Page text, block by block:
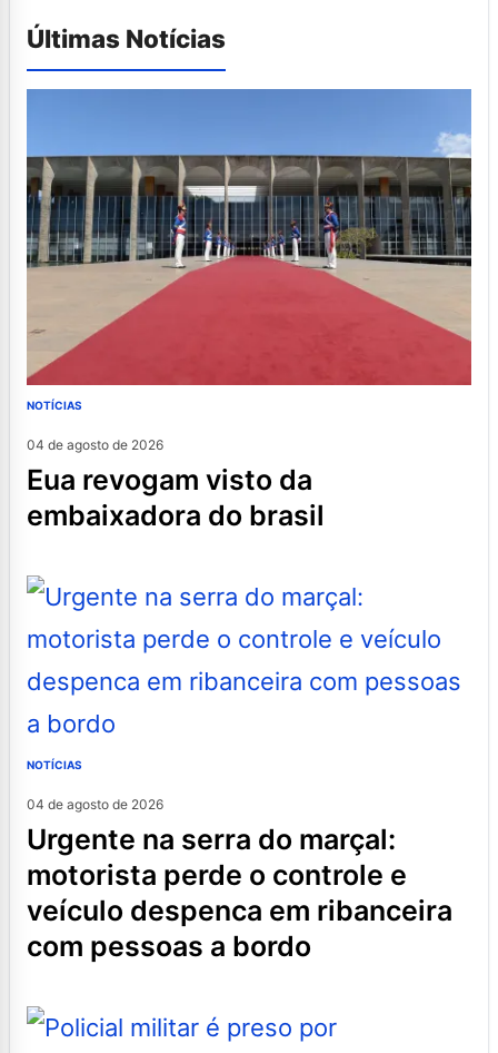
Últimas Notícias
NOTÍCIAS
04 de agosto de 2026
eua revogam visto da
embaixadora do brasil
NOTÍCIAS
04 de agosto de 2026
urgente na serra do marçal:
motorista perde o controle e
veículo despenca em ribanceira
com pessoas a bordo